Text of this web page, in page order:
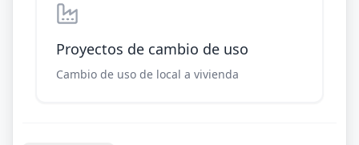
Proyectos de cambio de uso
Cambio de uso de local a vivienda